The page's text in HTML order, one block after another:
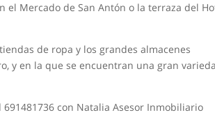
el Mercado de San Antón o la terraza del
de ropa y los grandes almacenes
y en la que se encuentran una gran
con Natalia Asesor Inmobiliario